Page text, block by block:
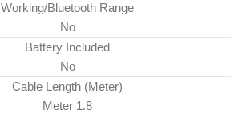
Working/Bluetooth Range
No
Battery Included
No
Cable Length (Meter)
1.8 Meter